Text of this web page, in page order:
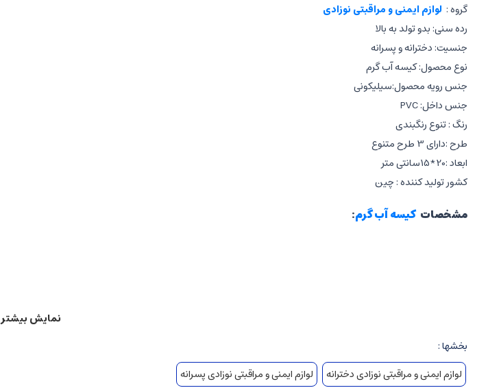
گروه : لوازم ایمنی و مراقبتی نوزادی
رده سنی: بدو تولد به بالا
جنسیت: دخترانه و پسرانه
نوع محصول: کیسه آب گرم
جنس رویه محصول:سیلیکونی
جنس داخل: PVC
رنگ : تنوع رنگبندی
طرح :دارای 3 طرح متنوع
ابعاد :20*15سانتی متر
کشور تولید کننده : چین
مشخصات کیسه آب گرم:
استفاده راحت
دارای بسته بندی پلاستیکی
نمایش بیشتر
بخشها :
لوازم ایمنی و مراقبتی نوزادی دخترانه
لوازم ایمنی و مراقبتی نوزادی پسرانه